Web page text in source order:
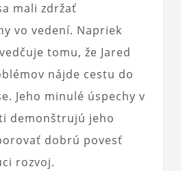
mali zdržať
vo vedení. Napriek
tomu, že Jared
nájde cestu do
Jeho minulé úspechy v
demonštrujú jeho
dobrú povesť
rozvoj.